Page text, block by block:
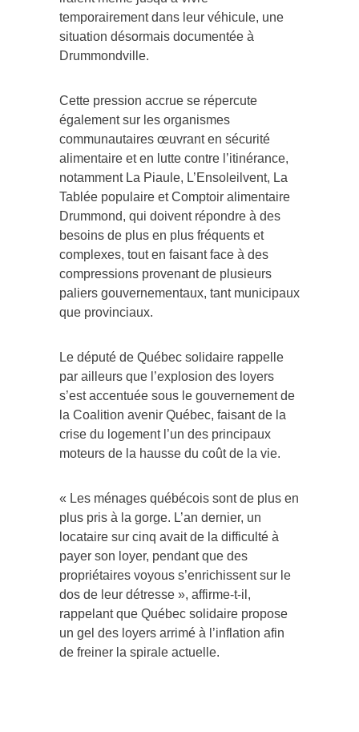
temporairement dans leur véhicule, une
situation désormais documentée à
Drummondville.
Cette pression accrue se répercute
également sur les organismes
communautaires œuvrant en sécurité
alimentaire et en lutte contre l’itinérance,
notamment La Piaule, L’Ensoleilvent, La
Tablée populaire et Comptoir alimentaire
Drummond, qui doivent répondre à des
besoins de plus en plus fréquents et
complexes, tout en faisant face à des
compressions provenant de plusieurs
paliers gouvernementaux, tant municipaux
que provinciaux.
Le député de Québec solidaire rappelle
par ailleurs que l’explosion des loyers
s’est accentuée sous le gouvernement de
la Coalition avenir Québec, faisant de la
crise du logement l’un des principaux
moteurs de la hausse du coût de la vie.
« Les ménages québécois sont de plus en
plus pris à la gorge. L’an dernier, un
locataire sur cinq avait de la difficulté à
payer son loyer, pendant que des
propriétaires voyous s’enrichissent sur le
dos de leur détresse », affirme-t-il,
rappelant que Québec solidaire propose
un gel des loyers arrimé à l’inflation afin
de freiner la spirale actuelle.